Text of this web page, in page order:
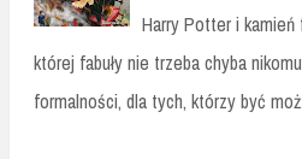
Harry Potter i
której fabuły nie trzeba chyba
formalności, dla tych, którzy być